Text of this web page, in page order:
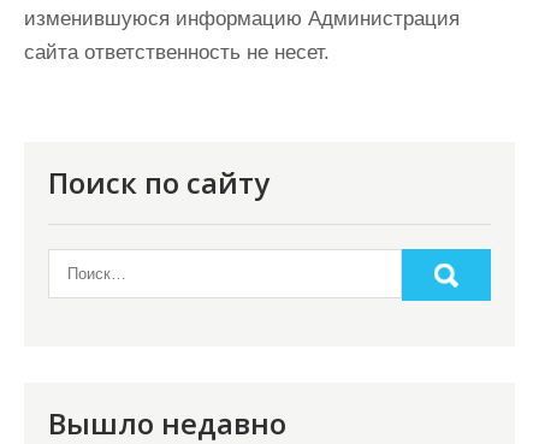
изменившуюся информацию Администрация
сайта ответственность не несет.
Поиск по сайту
Вышло недавно